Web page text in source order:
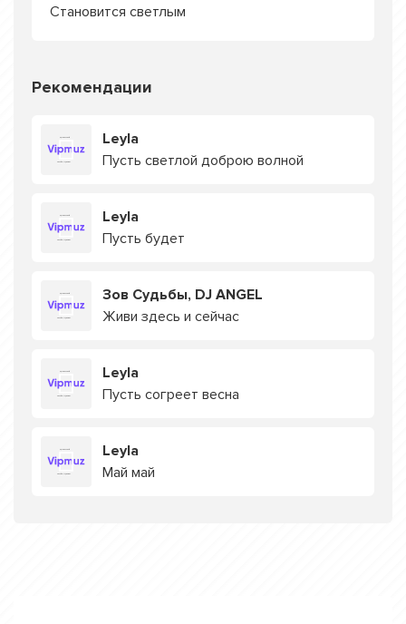
Становится светлым
Рекомендации
Leyla
Пусть светлой доброю волной
Leyla
Пусть будет
Зов Судьбы, DJ ANGEL
Живи здесь и сейчас
Leyla
Пусть согреет весна
Leyla
Май май